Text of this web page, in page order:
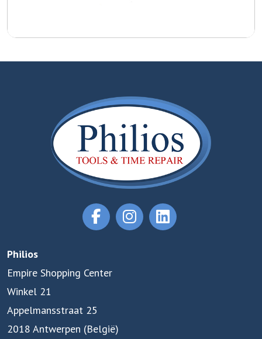
Philios
Empire Shopping Center
Winkel 21
Appelmansstraat 25
2018 Antwerpen (België)